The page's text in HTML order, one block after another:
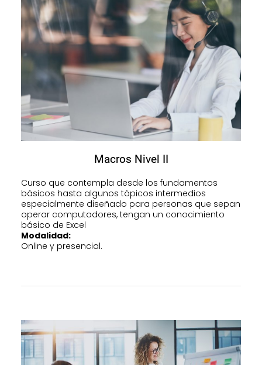
Macros Nivel II
Curso que contempla desde los fundamentos
básicos hasta algunos tópicos intermedios
especialmente diseñado para personas que sepan
operar computadores, tengan un conocimiento
básico de Excel
Modalidad:
Online y presencial.